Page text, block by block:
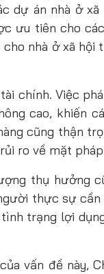
dự án nhà ở
ưu tiên cho
nhà ở xã
chính. Việc
cao, khiến
cũng thận
ro về mặt
thụ hưởng
thực sự
trạng lợi
vấn đề này,